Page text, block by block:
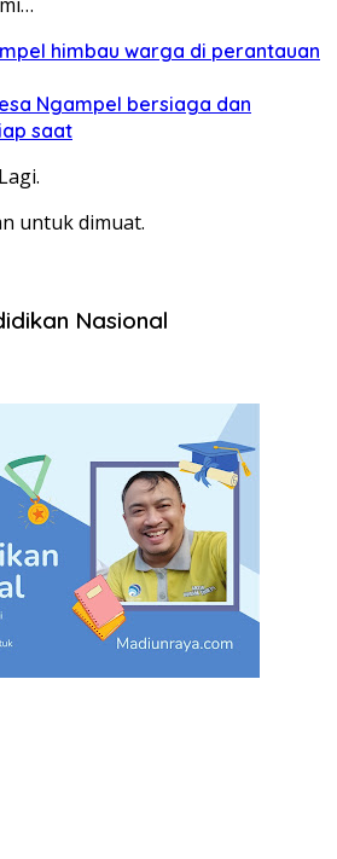
himbau warga di perantauan
Ngampel bersiaga dan
saat
untuk dimuat.
Nasional